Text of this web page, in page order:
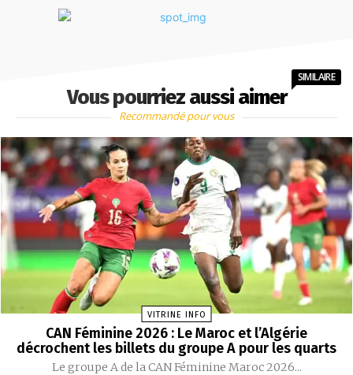
Vous pourriez aussi aimer
SIMILAIRE
Recommandé pour vous
VITRINE INFO
CAN Féminine 2026 : Le Maroc et l’Algérie
décrochent les billets du groupe A pour les quarts
Le groupe A de la CAN Féminine Maroc 2026...